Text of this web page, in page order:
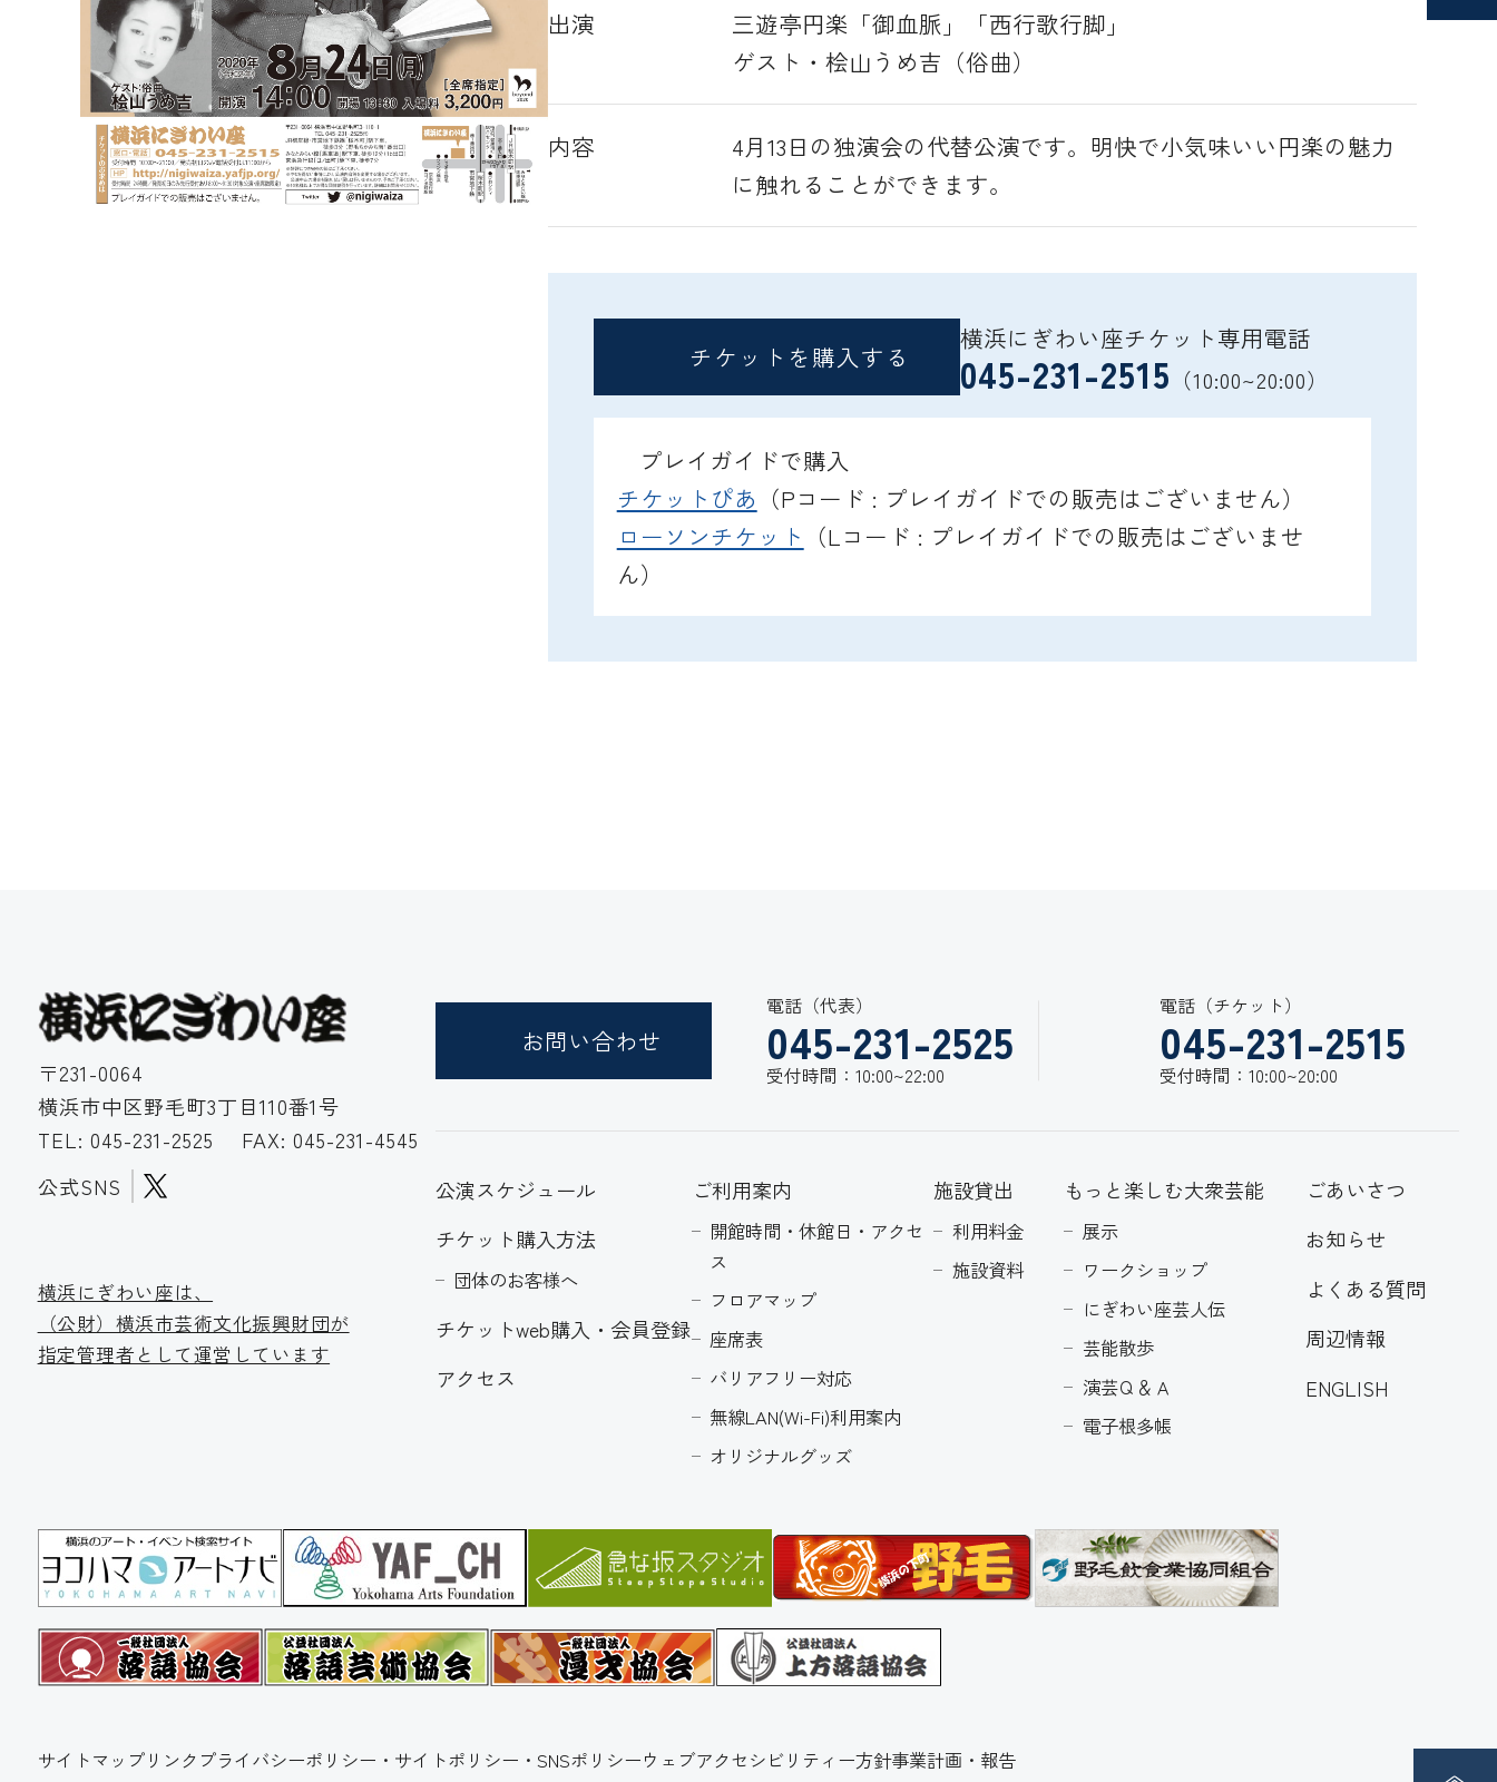
出演
三遊亭円楽「御血脈」「西行歌行脚」
ゲスト・桧山うめ吉（俗曲）
内容
4月13日の独演会の代替公演です。明快で小気味いい円楽の魅力
に触れることができます。
チケットを購入する
横浜にぎわい座チケット専用電話
045-231-2515 （10:00~20:00）
プレイガイドで購入
チケットぴあ （Pコード : プレイガイドでの販売はございません）
ローソンチケット （Lコード : プレイガイドでの販売はございませ
ん）
〒231-0064
横浜市中区野毛町3丁目110番1号
TEL: 045-231-2525
FAX: 045-231-4545
公式SNS
お問い合わせ
電話（代表）
045-231-2525
受付時間：10:00~22:00
電話（チケット）
045-231-2515
受付時間：10:00~20:00
横浜にぎわい座は、
（公財）横浜市芸術文化振興財団が
指定管理者として運営しています
公演スケジュール
チケット購入方法
団体のお客様へ
チケットweb購入・会員登録
アクセス
ご利用案内
開館時間・休館日・アクセ
ス
フロアマップ
座席表
バリアフリー対応
無線LAN(Wi-Fi)利用案内
オリジナルグッズ
施設貸出
利用料金
施設資料
もっと楽しむ大衆芸能
展示
ワークショップ
にぎわい座芸人伝
芸能散歩
演芸Ｑ＆Ａ
電子根多帳
ごあいさつ
お知らせ
よくある質問
周辺情報
ENGLISH
サイトマップリンク プライバシーポリシー・サイトポリシー・SNSポリシーウェブアクセシビリティー方針事業計画・報告